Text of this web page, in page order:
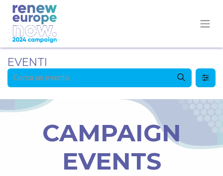
EVENTI
CAMPAIGN
EVENTS